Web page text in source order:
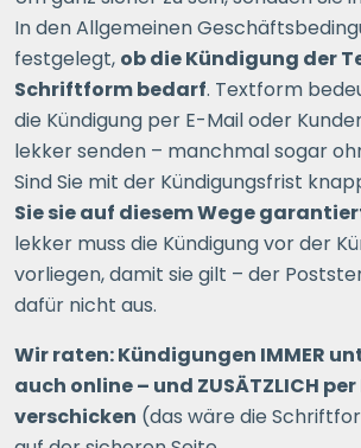
In den Allgemeinen
festgelegt, ob die Kündigung der
Schriftform bedarf. Textform
die Kündigung per E-Mail oder
lekker senden – manchmal sogar
Sind Sie mit der Kündigungsfrist
Sie sie auf diesem Wege
lekker muss die Kündigung vor der
vorliegen, damit sie gilt – der
dafür nicht aus.
Wir raten: Kündigungen IMMER
auch online – und ZUSÄTZLICH per
verschicken (das wäre die